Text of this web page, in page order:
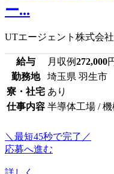
ー...
UTエージェント株式会社
給与 月収例272,000
勤務地
埼玉県 羽生市
寮・社宅 あり
仕事内容 半導体工場 /
＼最短45秒で完了／
応募へ進む